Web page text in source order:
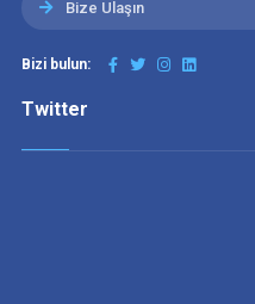
Bize Ulaşın
Bizi bulun:
Twitter